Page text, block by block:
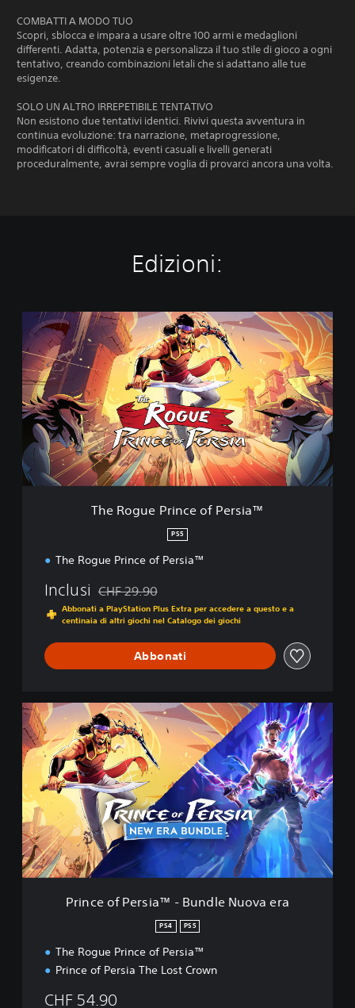
COMBATTI A MODO TUO
Scopri, sblocca e impara a usare oltre 100 armi e medaglioni
differenti. Adatta, potenzia e personalizza il tuo stile di gioco a ogni
tentativo, creando combinazioni letali che si adattano alle tue
esigenze.
SOLO UN ALTRO IRREPETIBILE TENTATIVO
Non esistono due tentativi identici. Rivivi questa avventura in
continua evoluzione: tra narrazione, metaprogressione,
modificatori di difficoltà, eventi casuali e livelli generati
proceduralmente, avrai sempre voglia di provarci ancora una volta.
Edizioni:
h
e
R
o
g
u
r
i
n
The Rogue Prince of Persia™
PS5
The Rogue Prince of Persia™
Inclusi Scontato dal prezzo originale di CHF 29.90
CHF 29.90
Abbonati a PlayStation Plus Extra per accedere a questo e a
centinaia di altri giochi nel Catalogo dei giochi
Abbonati
P
r
i
n
c
e
o
f
P
e
r
s
Prince of Persia™ - Bundle Nuova era
PS4 PS5
The Rogue Prince of Persia™
Prince of Persia The Lost Crown
CHF 54.90